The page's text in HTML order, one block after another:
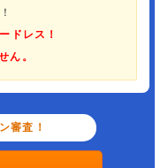
！
ドレス！
ん。
審査！